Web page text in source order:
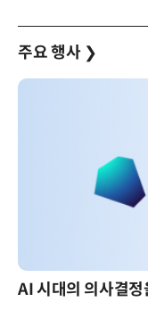
주요 행사 ❯